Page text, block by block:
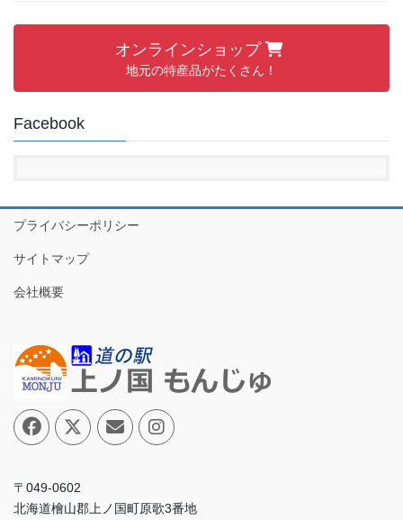
オンラインショップ
地元の特産品がたくさん！
Facebook
プライバシーポリシー
サイトマップ
会社概要
〒049-0602
北海道檜山郡上ノ国町原歌3番地